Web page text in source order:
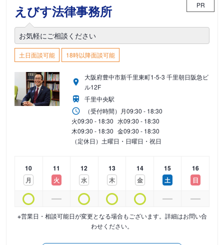
えびす法律事務所 PR
お気軽にご相談ください
土日面談可能 18時以降面談可能
大阪府豊中市新千里東町1-5-3 千里朝日阪急ビ
ル12F
千里中央駅
（受付時間） 月09:30 - 18:30
火09:30 - 18:30 水09:30 - 18:30
木09:30 - 18:30 金09:30 - 18:30
（定休日）土曜日・日曜日・祝日
10
月
11
火
12
水
13
木
14
金
15
土
16
日
※営業日・相談可能日が変更となる場合もございます。詳細はお問い合
わせください。